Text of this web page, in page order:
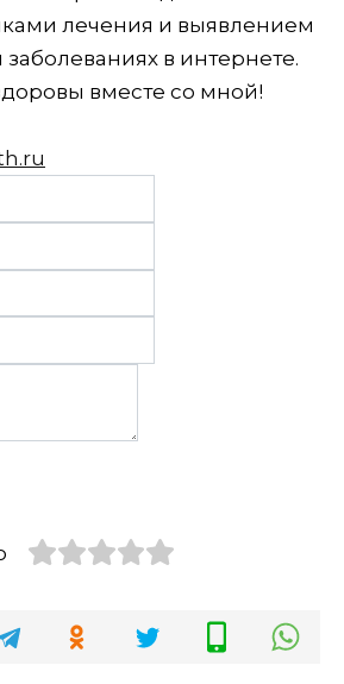
лечения и выявлением
в интернете.
вместе со мной!